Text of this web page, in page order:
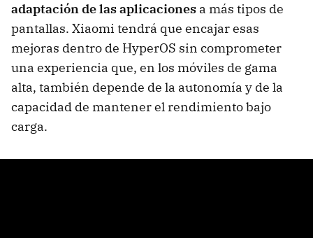
adaptación de las aplicaciones a más tipos de
pantallas. Xiaomi tendrá que encajar esas
mejoras dentro de HyperOS sin comprometer
una experiencia que, en los móviles de gama
alta, también depende de la autonomía y de la
capacidad de mantener el rendimiento bajo
carga.